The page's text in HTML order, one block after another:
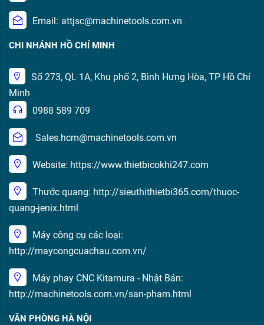
Email: attjsc@machinetools.com.vn
CHI NHÁNH HỒ CHÍ MINH
Số 273, QL 1A, Khu phố 2, Bình Hưng Hòa, TP Hồ Chí
Minh
0988 589 709
Sales.hcm@machinetools.com.vn
Website: https://www.thietbicokhi247.com
Thước quang: http://sieuthithietbi365.com/thuoc-
quang-jenix.html
Máy công cụ các loại:
http://maycongcuachau.com.vn/
Máy phay CNC Kitamura - Nhật Bản:
http://machinetools.com.vn/san-pham.html
VĂN PHÒNG HÀ NỘI